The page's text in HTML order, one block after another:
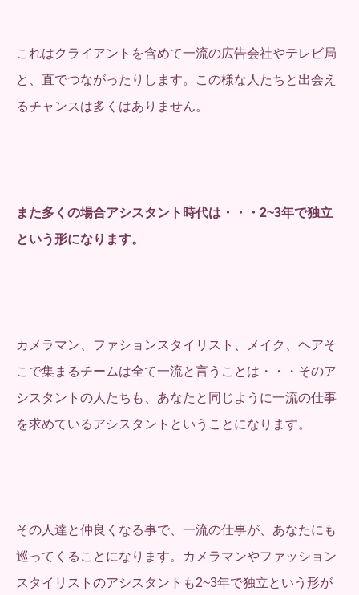
これはクライアントを含めて一流の広告会社やテレビ局
と、直でつながったりします。この様な人たちと出会え
るチャンスは多くはありません。
また多くの場合アシスタント時代は・・・2~3年で独立
という形になります。
カメラマン、ファションスタイリスト、メイク、ヘアそ
こで集まるチームは全て一流と言うことは・・・そのア
シスタントの人たちも、あなたと同じように一流の仕事
を求めているアシスタントということになります。
その人達と仲良くなる事で、一流の仕事が、あなたにも
巡ってくることになります。カメラマンやファッション
スタイリストのアシスタントも2~3年で独立という形が